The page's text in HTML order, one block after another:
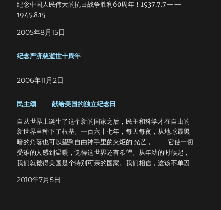
纪念中国人民伟大的抗日战争胜利60周年！1937.7.7——
1945.8.15
2005年8月15日
纪念严济慈逝世十周年
2006年11月2日
民主颂——献给美国的独立纪念日
自从世界上诞生了这个新的国家之后，民主和科学才在自由的
新世界里种下了根基。一百六十七年，每天每夜，从地球最黑
暗的角落也可以望到自由神手里的火炬的 光芒，——它使一切
受难的人感到温暖，觉得这世界还有希望。从年幼的时候起，
我们就觉得美国是个特别可亲的国家。我们相信，这该不单因
争；更基本地说，中国人对美国的好感，是发源于从美国国民
2010年7月5日